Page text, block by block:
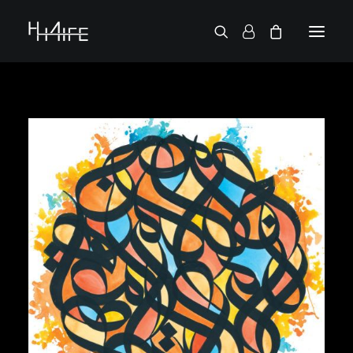
38 SPESH
50 CENT
6LACK
7L
ACTION BRONSON
AESOP ROCK
A.G.
ALICIA KEYS
AMINÉ
ANDERSON .PAAK
APOLLO BROWN